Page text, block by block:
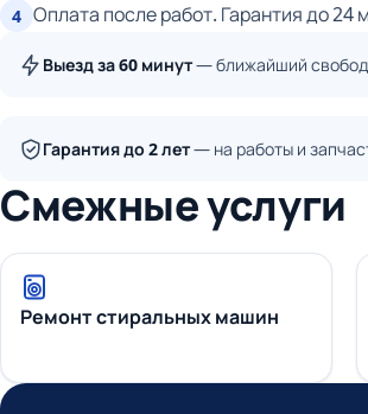
4 Оплата после работ. Гарантия до 24
Выезд за 60 минут— ближайший
Гарантия до 2 лет— на работы и
Смежные услуги
Ремонт стиральных машин